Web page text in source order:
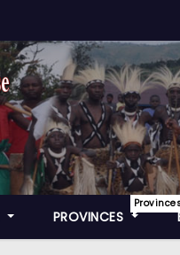
PROVINCES